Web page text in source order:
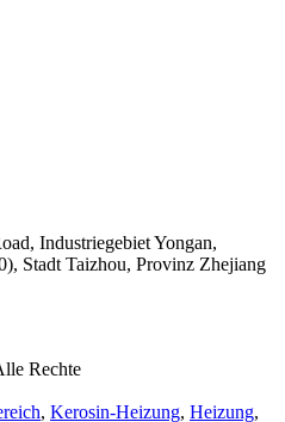
Industriegebiet Yongan,
Stadt Taizhou, Provinz Zhejiang
Rechte
, Kerosin-Heizung, Heizung,